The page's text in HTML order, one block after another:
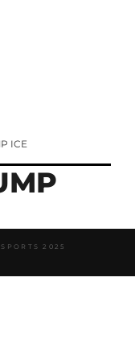
ICE
mayor
2025